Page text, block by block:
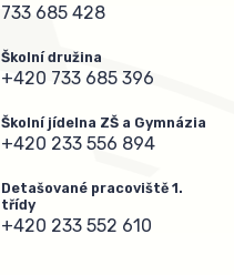
733 685 428
Školní družina
+420 733 685 396
Školní jídelna ZŠ a Gymnázia
+420 233 556 894
Detašované pracoviště 1.
třídy
+420 233 552 610